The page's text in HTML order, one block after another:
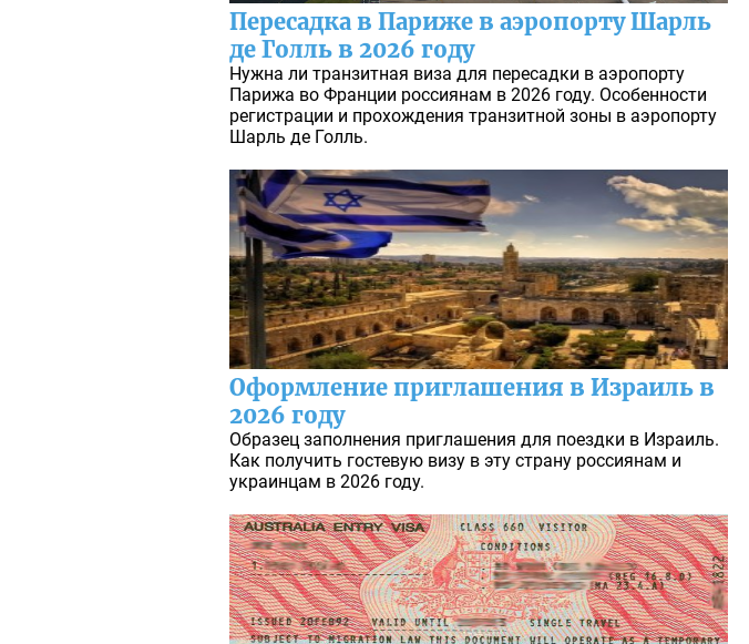
Пересадка в Париже в аэропорту Шарль
де Голль в 2026 году
Нужна ли транзитная виза для пересадки в аэропорту
Парижа во Франции россиянам в 2026 году. Особенности
регистрации и прохождения транзитной зоны в аэропорту
Шарль де Голль.
Оформление приглашения в Израиль в
2026 году
Образец заполнения приглашения для поездки в Израиль.
Как получить гостевую визу в эту страну россиянам и
украинцам в 2026 году.